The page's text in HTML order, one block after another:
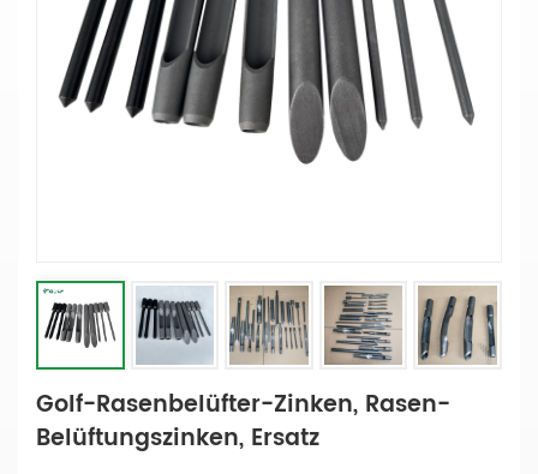
Golf-Rasenbelüfter-Zinken, Rasen-
Belüftungszinken, Ersatz